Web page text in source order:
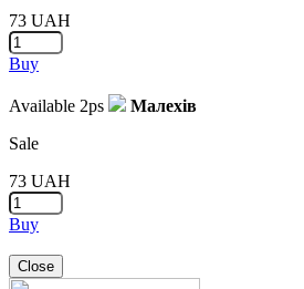
73 UAH
Buy
Available 2ps Малехів
Sale
73 UAH
Buy
Close